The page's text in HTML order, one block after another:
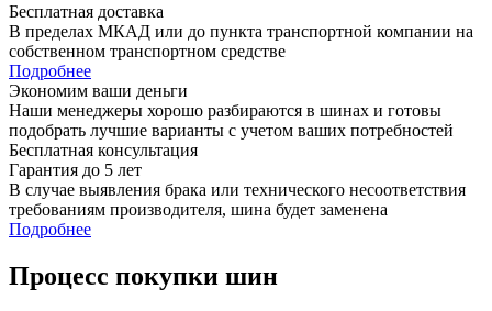
Бесплатная доставка
В пределах МКАД или до пункта транспортной компании на
собственном транспортном средстве
Подробнее
Экономим ваши деньги
Наши менеджеры хорошо разбираются в шинах и готовы
подобрать лучшие варианты с учетом ваших потребностей
Бесплатная консультация
Гарантия до 5 лет
В случае выявления брака или технического несоответствия
требованиям производителя, шина будет заменена
Подробнее
Процесс покупки шин